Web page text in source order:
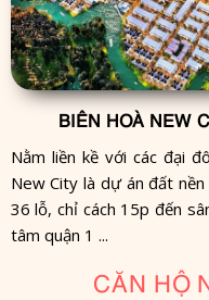
BIÊN HOÀ NEW
Nằm liền kề với các đại
New City là dự án đất
36 lỗ, chỉ cách 15p đến
tâm quận 1 ...
CĂN HỘ